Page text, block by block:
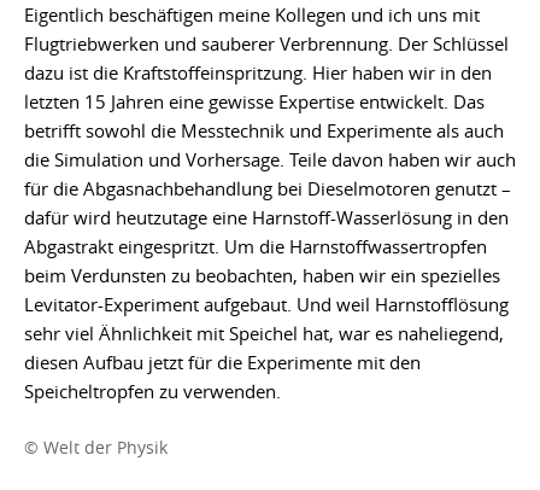
Eigentlich beschäftigen meine Kollegen und ich uns mit
Flugtriebwerken und sauberer Verbrennung. Der Schlüssel
dazu ist die Kraftstoffeinspritzung. Hier haben wir in den
letzten 15 Jahren eine gewisse Expertise entwickelt. Das
betrifft sowohl die Messtechnik und Experimente als auch
die Simulation und Vorhersage. Teile davon haben wir auch
für die Abgasnachbehandlung bei Dieselmotoren genutzt –
dafür wird heutzutage eine Harnstoff-Wasserlösung in den
Abgastrakt eingespritzt. Um die Harnstoffwassertropfen
beim Verdunsten zu beobachten, haben wir ein spezielles
Levitator-Experiment aufgebaut. Und weil Harnstofflösung
sehr viel Ähnlichkeit mit Speichel hat, war es naheliegend,
diesen Aufbau jetzt für die Experimente mit den
Speicheltropfen zu verwenden.
© Welt der Physik